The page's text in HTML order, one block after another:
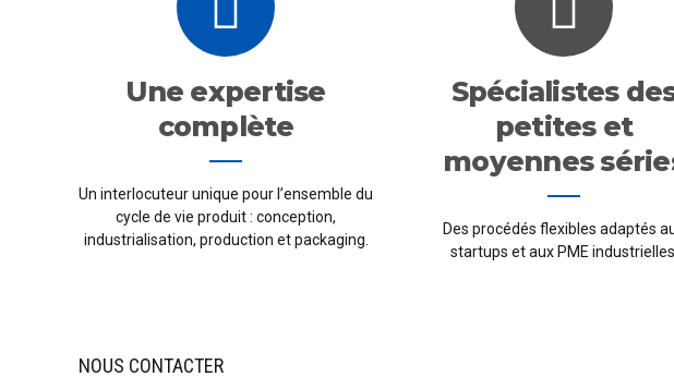
Une expertise
complète
Un interlocuteur unique pour l’ensemble du
cycle de vie produit : conception,
industrialisation, production et packaging.
Spécialistes
petites et
moyennes
Des procédés flexibles adaptés
startups et aux PME industrielles.
NOUS CONTACTER